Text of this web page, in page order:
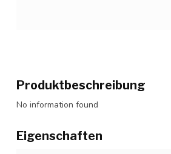
Produktbeschreibung
No information found
Eigenschaften